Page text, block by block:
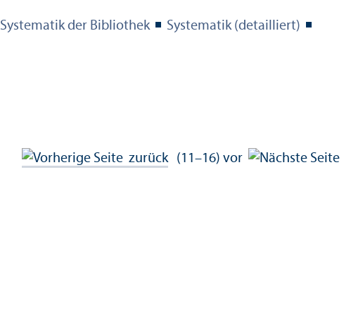
Systematik der Bibliothek
Systematik (detailliert)
zurück(11–16) vor